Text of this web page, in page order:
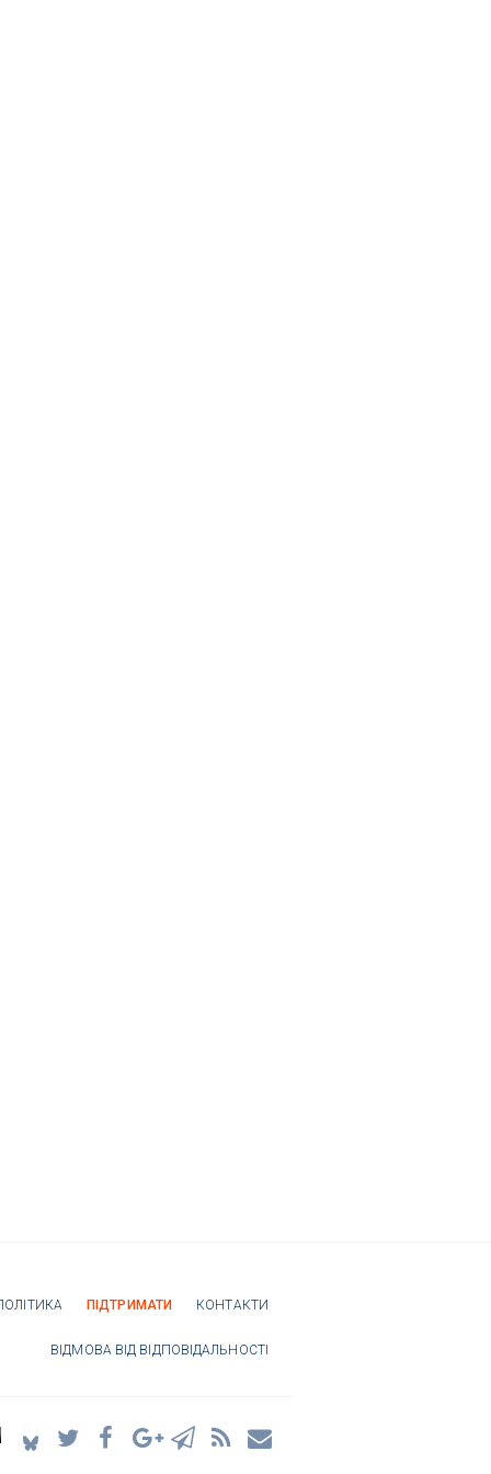
ПІДТРИМАТИ КОНТАКТИ
ВІДМОВА ВІД ВІДПОВІДАЛЬНОСТІ